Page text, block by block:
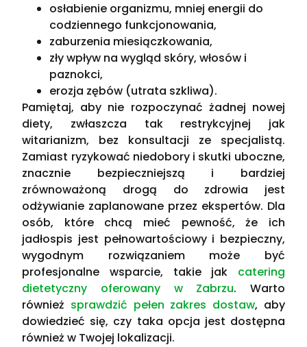
osłabienie organizmu, mniej energii do
codziennego funkcjonowania,
zaburzenia miesiączkowania,
zły wpływ na wygląd skóry, włosów i
paznokci,
erozja zębów (utrata szkliwa).
Pamiętaj, aby nie rozpoczynać żadnej nowej
diety, zwłaszcza tak restrykcyjnej jak
witarianizm, bez konsultacji ze specjalistą.
Zamiast ryzykować niedobory i skutki uboczne,
znacznie bezpieczniejszą i bardziej
zrównoważoną drogą do zdrowia jest
odżywianie zaplanowane przez ekspertów. Dla
osób, które chcą mieć pewność, że ich
jadłospis jest pełnowartościowy i bezpieczny,
wygodnym rozwiązaniem może być
profesjonalne wsparcie, takie jak catering
dietetyczny oferowany w Zabrzu. Warto
również sprawdzić pełen zakres dostaw, aby
dowiedzieć się, czy taka opcja jest dostępna
również w Twojej lokalizacji.